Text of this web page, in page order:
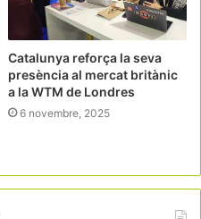
Catalunya reforça la seva
presència al mercat britànic
a la WTM de Londres
6 novembre, 2025